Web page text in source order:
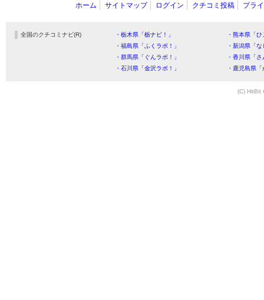
ホーム サイトマップ ログイン クチコミ投稿 プラ
全国のクチコミナビ(R) ・栃木県「栃ナビ！」
・熊本県「
・福島県「ふくラボ！」
・新潟県「
・群馬県「ぐんラボ！」
・香川県「
・石川県「金沢ラボ！」
・鹿児島県
(C) HitBit